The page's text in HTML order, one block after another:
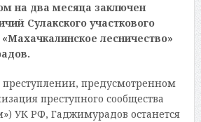
на два месяца заключен
Сулакского участкового
лесничество»
предусмотренном
преступного сообщества
УК РФ, Гаджимурадов останется